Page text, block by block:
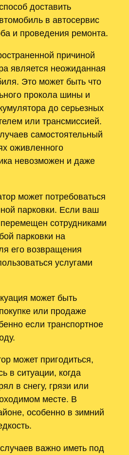
доставить
в автосервис
и проведения ремонта.
причиной
является неожиданная
Это может быть что
прокола шины и
до серьезных
или трансмиссией.
самостоятельный
оживленного
невозможен и даже
может потребоваться
парковки. Если ваш
сотрудниками
парковки на
его возвращения
услугами
может быть
или продаже
если транспортное
может пригодиться,
в ситуации, когда
в снегу, грязи или
месте. В
особенно в зимний
важно иметь под